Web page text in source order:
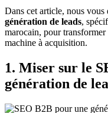
Dans cet article, nous vous
génération de leads,
marocain, pour
machine à acquisition.
1. Miser sur le
génération de